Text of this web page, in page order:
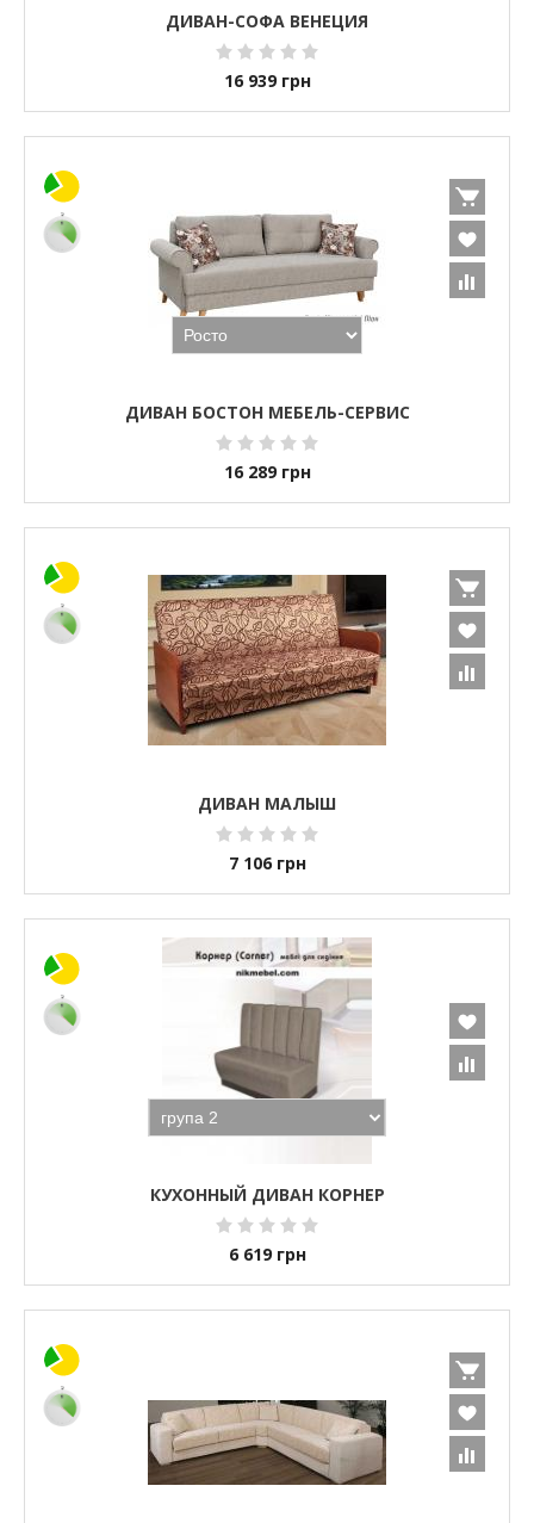
ДИВАН-СОФА ВЕНЕЦИЯ
16 939 грн
ДИВАН БОСТОН МЕБЕЛЬ-СЕРВИС
16 289 грн
ДИВАН МАЛЫШ
7 106 грн
КУХОННЫЙ ДИВАН КОРНЕР
6 619 грн